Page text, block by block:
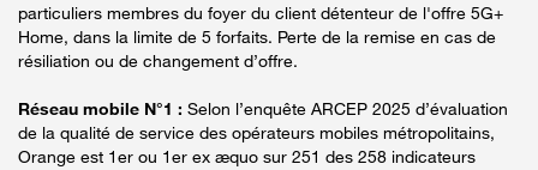
particuliers membres du foyer du client détenteur de l'offre 5G+
Home, dans la limite de 5 forfaits. Perte de la remise en cas de
résiliation ou de changement d’offre.
Réseau mobile N°1 : Selon l’enquête ARCEP 2025 d’évaluation
de la qualité de service des opérateurs mobiles métropolitains,
Orange est 1er ou 1er ex æquo sur 251 des 258 indicateurs